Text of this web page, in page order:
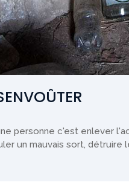
personne c'est enlever
un mauvais sort, détruire